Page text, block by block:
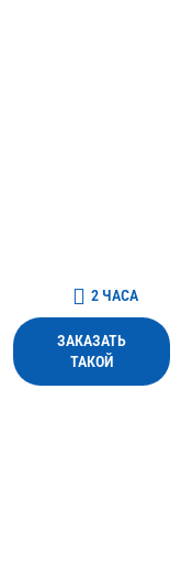
2 ЧАСА
ЗАКАЗАТЬ
ТАКОЙ